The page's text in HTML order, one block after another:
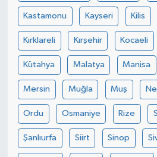
Kastamonu Kayseri Kilis
Kırklareli Kırşehir Kocaeli
Kütahya Malatya Manisa
Mersin Muğla Muş
Ordu Osmaniye Rize
Şanlıurfa Siirt Sinop